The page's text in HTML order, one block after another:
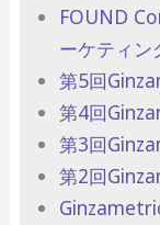
FOUND
ーケティン
第5回
第4回
第3回
第2回